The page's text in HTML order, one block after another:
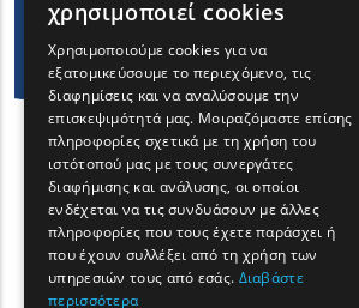
FRENCH
BULGARIAN
ROMANIAN
TURKISH
χρησιμοποιεί cookies
Χρησιμοποιούμε cookies για να
εξατομικεύσουμε το περιεχόμενο, τις
διαφημίσεις και να αναλύσουμε την
επισκεψιμότητά μας. Μοιραζόμαστε επίσης
πληροφορίες σχετικά με τη χρήση του
ιστότοπού μας με τους συνεργάτες
διαφήμισης και ανάλυσης, οι οποίοι
ενδέχεται να τις συνδυάσουν με άλλες
πληροφορίες που τους έχετε παράσχει ή
που έχουν συλλέξει από τη χρήση των
υπηρεσιών τους από εσάς. Διαβάστε
περισσότερα